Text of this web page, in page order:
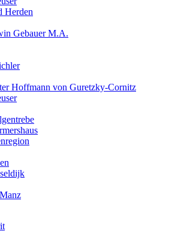
Herden
Gebauer M.A.
Hoffmann von Guretzky-Cornitz